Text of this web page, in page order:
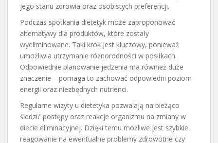
jego stanu zdrowia oraz osobistych preferencji.
Podczas spotkania dietetyk może zaproponować
alternatywy dla produktów, które zostały
wyeliminowane. Taki krok jest kluczowy, ponieważ
umożliwia utrzymanie różnorodności w posiłkach.
Odpowiednie planowanie jedzenia ma również duże
znaczenie – pomaga to zachować odpowiedni poziom
energii oraz niezbędnych nutrienci.
Regularne wizyty u dietetyka pozwalają na bieżąco
śledzić postępy oraz reakcje organizmu na zmiany w
diecie eliminacyjnej. Dzięki temu możliwe jest szybkie
reagowanie na ewentualne problemy zdrowotne czy